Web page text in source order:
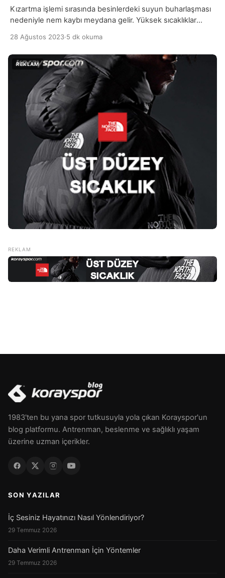
Kızartma işlemi sırasında besinlerdeki suyun buharlaşması
nedeniyle nem kaybı meydana gelir. Yüksek sıcaklıklar
miktarının azalmasına yol açar. Bu durum, besinlerin daha
yoğun ve çıtır bir dokuya sahip olmasına neden olur. Ancak
aynı zamanda besinlerin kurumasına da yol açabilir, bu da
lezzet ve tazelik kaybına neden olabilir. Yüksek sıcaklık
altında […]
28 Ağustos 2023·5 dk okuma
1983'ten bu yana spor tutkusuyla yola çıkan Korayspor'un
blog platformu. Antrenman, beslenme ve sağlıklı yaşam
üzerine uzman içerikler.
SON YAZILAR
İç Sesiniz Hayatınızı Nasıl Yönlendiriyor?
29 Temmuz 2026
Daha Verimli Antrenman İçin Yöntemler
29 Temmuz 2026